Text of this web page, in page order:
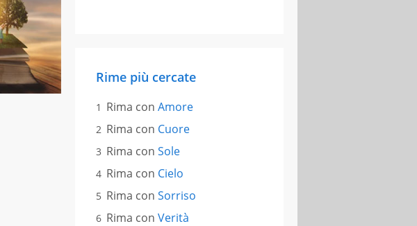
Rime più cercate
Rima con Amore
Rima con Cuore
Rima con Sole
Rima con Cielo
Rima con Sorriso
Rima con Verità